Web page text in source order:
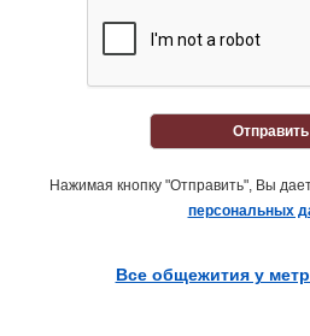
Отправить
Нажимая кнопку "Отправить", Вы
персональных
Все общежития у